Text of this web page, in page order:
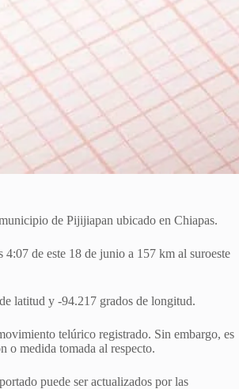
de Pijijiapan ubicado en Chiapas.
de este 18 de junio a 157 km al suroeste
latitud y -94.217 grados de longitud.
telúrico registrado. Sin embargo, es
o medida tomada al respecto.
puede ser actualizados por las